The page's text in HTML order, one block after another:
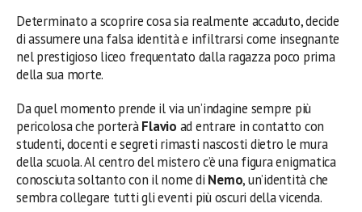
Determinato a scoprire cosa sia realmente accaduto, decide
di assumere una falsa identità e infiltrarsi come insegnante
nel prestigioso liceo frequentato dalla ragazza poco prima
della sua morte.
Da quel momento prende il via un’indagine sempre più
pericolosa che porteràFlavio ad entrare in contatto con
studenti, docenti e segreti rimasti nascosti dietro le mura
della scuola. Al centro del mistero c’è una figura enigmatica
conosciuta soltanto con il nome di Nemo, un’identità che
sembra collegare tutti gli eventi più oscuri della vicenda.